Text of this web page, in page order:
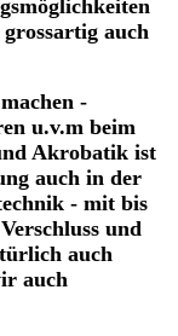
auch
-
u.v.m beim
Akrobatik ist
auch in der
- mit bis
und
auch
auch